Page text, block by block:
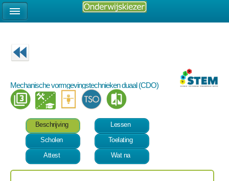
Mechanische vormgevingstechnieken duaal (CDO)
Beschrijving
Lessen
Scholen
Toelating
Attest
Wat na